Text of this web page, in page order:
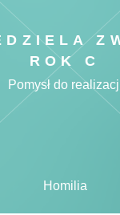
ROK C
Homilia
Pomysł do